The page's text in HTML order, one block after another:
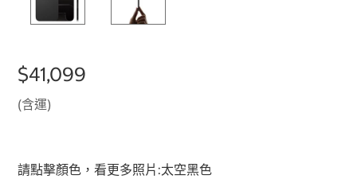
$41,099
(含運)
Select product
請點擊顏色，看更多照片:太空黑色